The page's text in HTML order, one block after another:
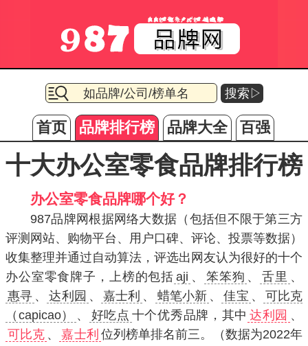
搜索▷
首页 品牌排行榜 品牌大全 百强
十大办公室零食品牌排行榜
办公室零食品牌哪个好？
987品牌网根据网络大数据（包括但不限于第三方
评测网站、购物平台、用户口碑、评论、投票等数据）
收集整理并通过自动算法，评选出网友认为很好的十个
办公室零食牌子，上榜的包括 aji 、 笨笨狗 、 舌里 、
惠寻 、 达利园 、 嘉士利 、 蜡笔小新 、 佳宝 、
可比克
（capicao）
、 好吃点 十个优秀品牌，其中 达利园 、
可比克 、 嘉士利 位列榜单排名前三。（数据为2022年